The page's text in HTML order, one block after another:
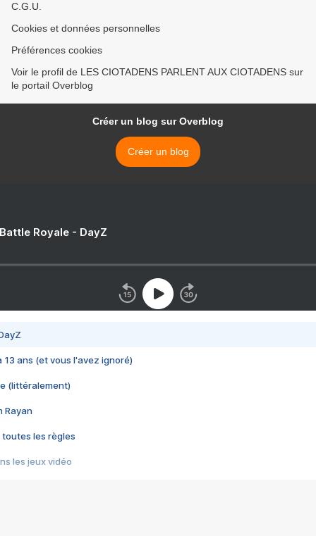
C.G.U.
Cookies et données personnelles
Préférences cookies
Voir le profil de LES CIOTADENS PARLENT AUX CIOTADENS sur
le portail Overblog
Créer un blog sur Overblog
Créer un blog
Royale - DayZ
13 ans (et vous l'avez ignoré)
(littéralement)
Rayan
toutes les règles
les jeux vidéo